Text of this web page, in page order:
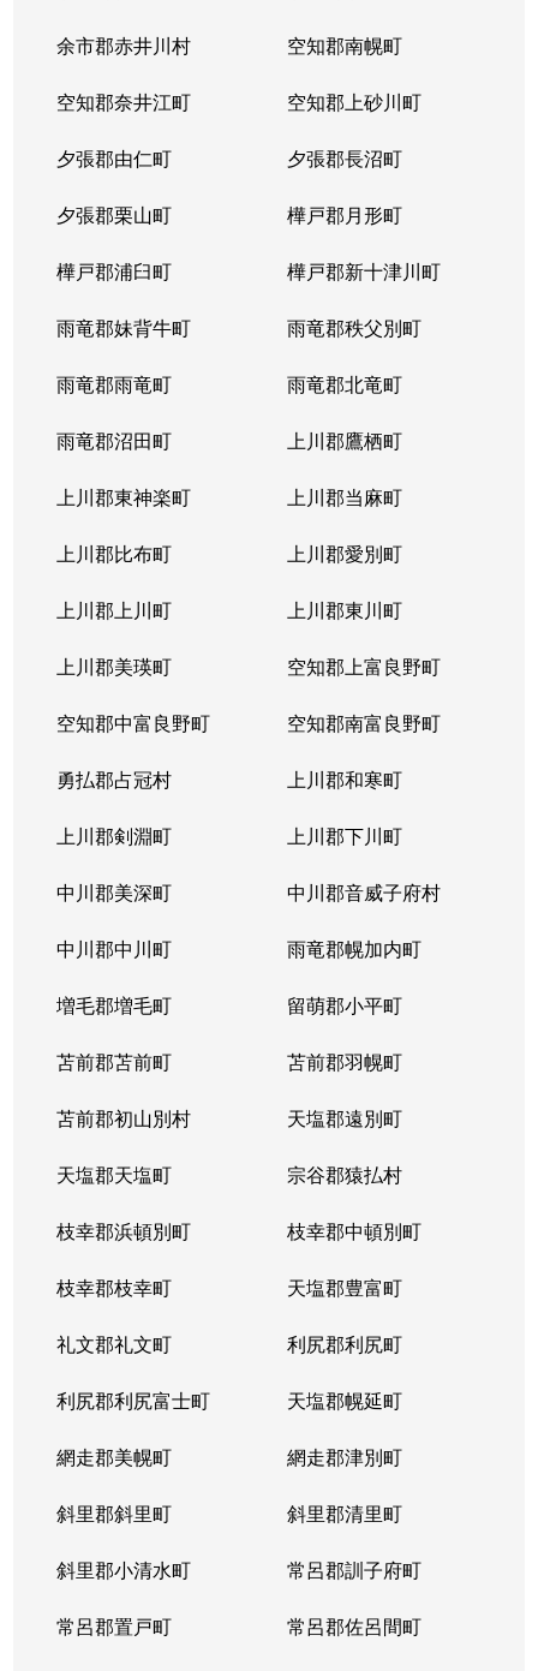
余市郡赤井川村 空知郡南幌町
空知郡奈井江町 空知郡上砂川町
夕張郡由仁町 夕張郡長沼町
夕張郡栗山町 樺戸郡月形町
樺戸郡浦臼町 樺戸郡新十津川町
雨竜郡妹背牛町 雨竜郡秩父別町
雨竜郡雨竜町 雨竜郡北竜町
雨竜郡沼田町 上川郡鷹栖町
上川郡東神楽町 上川郡当麻町
上川郡比布町 上川郡愛別町
上川郡上川町 上川郡東川町
上川郡美瑛町 空知郡上富良野町
空知郡中富良野町 空知郡南富良野町
勇払郡占冠村 上川郡和寒町
上川郡剣淵町 上川郡下川町
中川郡美深町 中川郡音威子府村
中川郡中川町 雨竜郡幌加内町
増毛郡増毛町 留萌郡小平町
苫前郡苫前町 苫前郡羽幌町
苫前郡初山別村 天塩郡遠別町
天塩郡天塩町 宗谷郡猿払村
枝幸郡浜頓別町 枝幸郡中頓別町
枝幸郡枝幸町 天塩郡豊富町
礼文郡礼文町 利尻郡利尻町
利尻郡利尻富士町 天塩郡幌延町
網走郡美幌町 網走郡津別町
斜里郡斜里町 斜里郡清里町
斜里郡小清水町 常呂郡訓子府町
常呂郡置戸町 常呂郡佐呂間町